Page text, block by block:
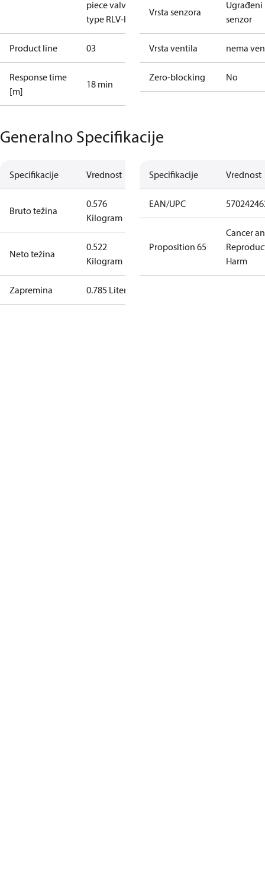
piece valve,
type RLV-KB.
Product line 03
Response time
[m]
18 min
Vrsta senzora
Ugrađeni
senzor
Vrsta ventila nema
Zero-blocking No
Generalno Specifikacije
Specifikacije Vrednost
Bruto težina
0.576
Kilogram
Neto težina
0.522
Kilogram
Zapremina 0.785 Liter
Specifikacije Vrednost
EAN/UPC
Proposition 65
Cancer
Harm